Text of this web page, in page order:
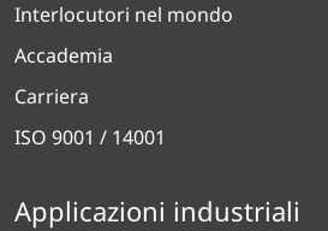
Interlocutori nel mondo
Accademia
Carriera
ISO 9001 / 14001
Applicazioni industriali